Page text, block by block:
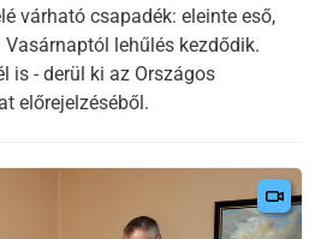
várható csapadék: eleinte eső,
lehűlés kezdődik.
is - derül ki az Országos
előrejelzéséből.